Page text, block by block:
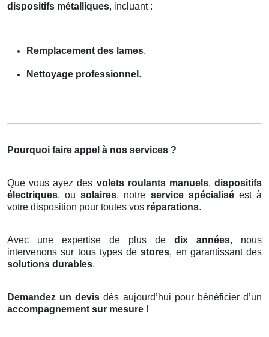
dispositifs métalliques, incluant :
Remplacement des lames.
Nettoyage professionnel .
Pourquoi faire appel à nos services ?
Que vous ayez des volets roulants manuels,dispositifs
électriques, ousolaires, notre service spécialiséest à
votre disposition pour toutes vos réparations.
Avec une expertise de plus de dix années, nous
intervenons sur tous types destores, en garantissant des
solutions durables.
Demandez un devis dès aujourd’hui pour bénéficier d’un
accompagnement sur mesure !